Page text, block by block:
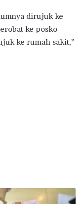
dirujuk ke
ke posko
ke rumah sakit,”